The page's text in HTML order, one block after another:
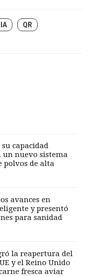
QR
capacidad
nuevo sistema
polvos de alta
avances en
y presentó
para sanidad
la reapertura del
y el Reino Unido
fresca aviar